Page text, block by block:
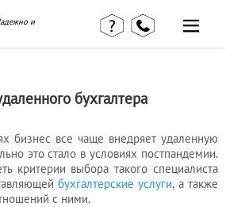
и
бухгалтера
бизнес все чаще внедряет удаленную
это стало в условиях постпандемии.
критерии выбора такого специалиста
бухгалтерские услуги, а также
с ними.